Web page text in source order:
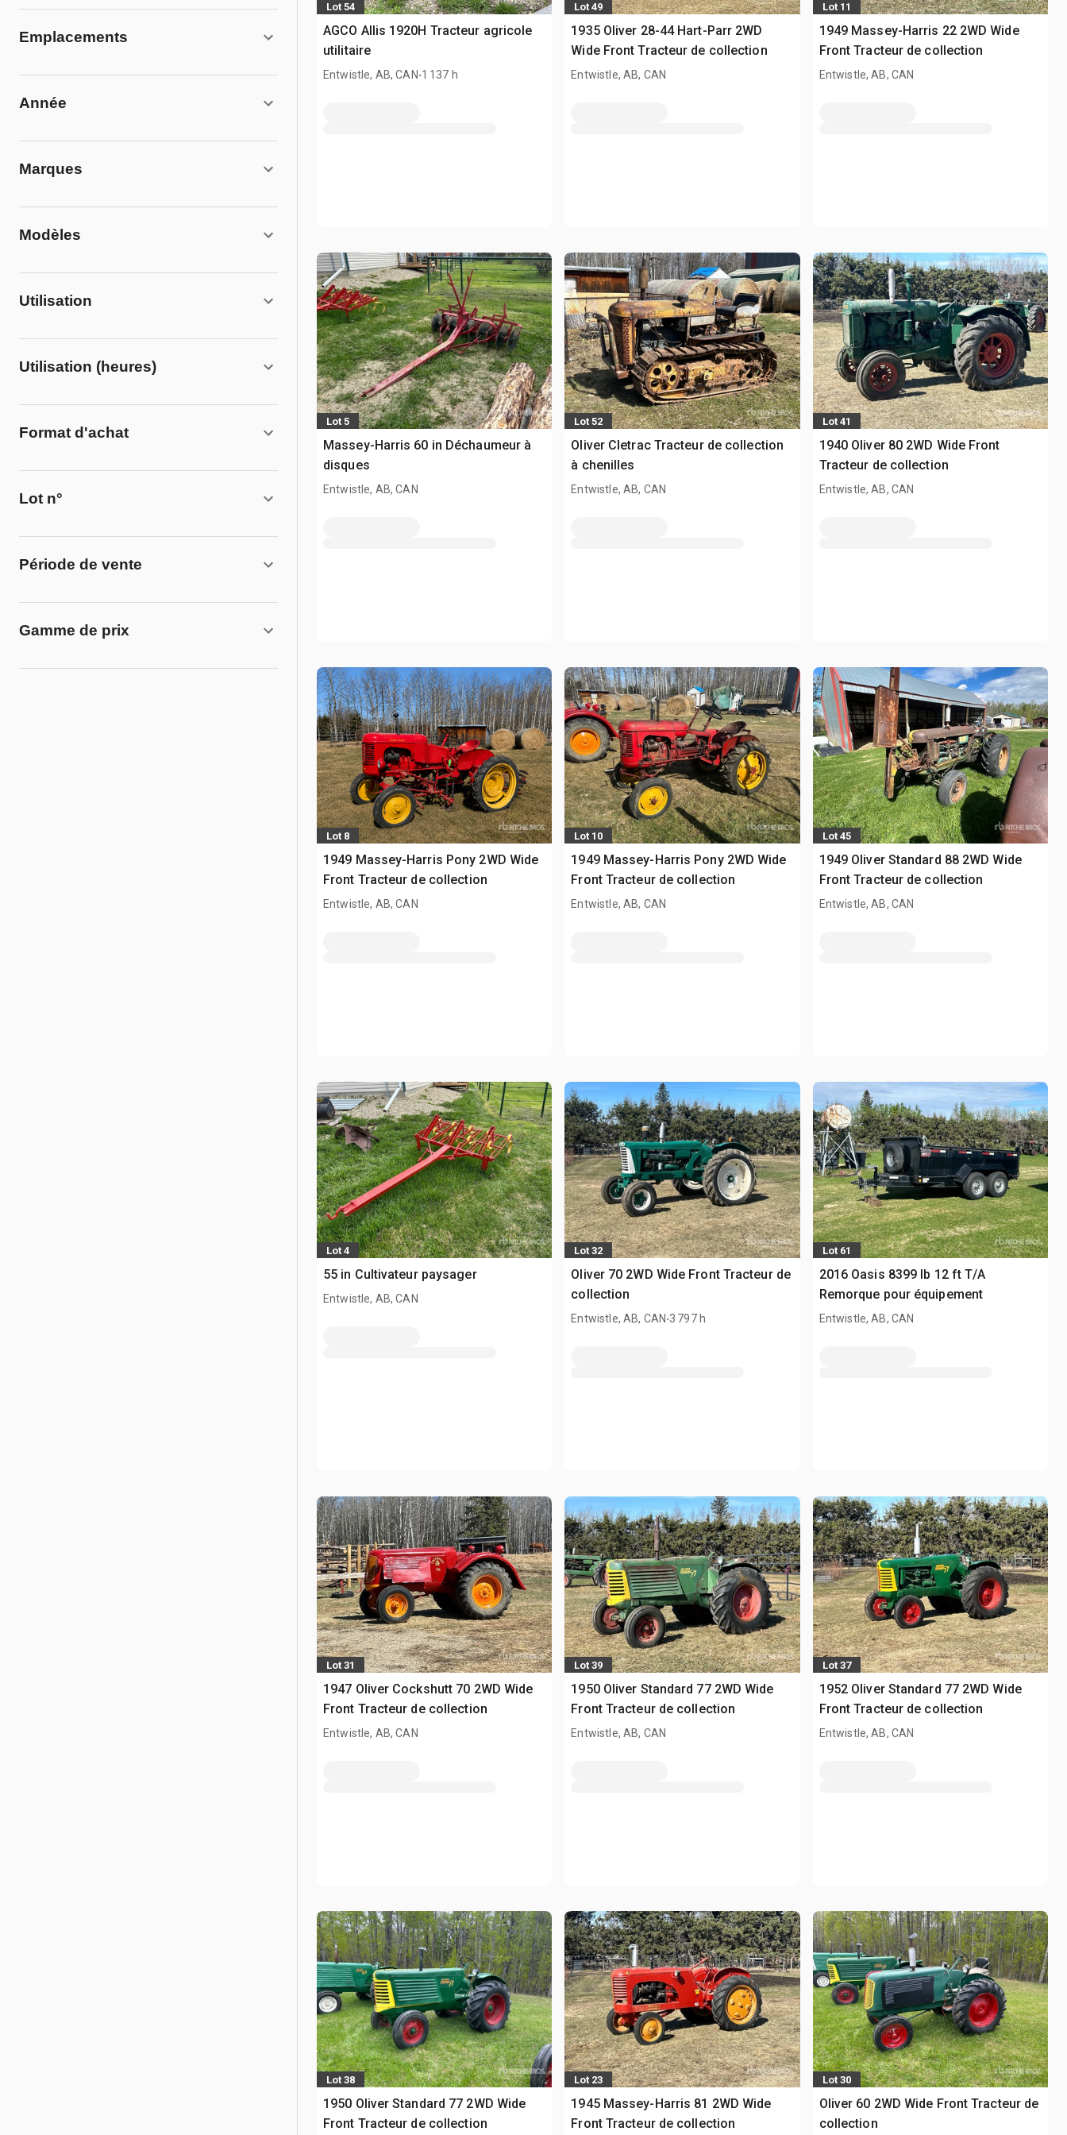
Emplacements
Année
Marques
Modèles
Utilisation
Utilisation (heures)
Format d'achat
Lot n°
Période de vente
Gamme de prix
Lot 54
AGCO Allis 1920H Tracteur agricole
utilitaire
Entwistle, AB, CAN.1 137 h
Lot 49
1935 Oliver 28-44 Hart-Parr 2WD
Wide Front Tracteur de collection
Entwistle, AB, CAN
Lot 11
1949 Massey-Harris 22 2WD Wide
Front Tracteur de collection
Entwistle, AB, CAN
Lot 5
Massey-Harris 60 in Déchaumeur à
disques
Entwistle, AB, CAN
Lot 52
Oliver Cletrac Tracteur de collection
à chenilles
Entwistle, AB, CAN
Lot 41
1940 Oliver 80 2WD Wide Front
Tracteur de collection
Entwistle, AB, CAN
Lot 8
1949 Massey-Harris Pony 2WD Wide
Front Tracteur de collection
Entwistle, AB, CAN
Lot 10
1949 Massey-Harris Pony 2WD Wide
Front Tracteur de collection
Entwistle, AB, CAN
Lot 45
1949 Oliver Standard 88 2WD Wide
Front Tracteur de collection
Entwistle, AB, CAN
Lot 4
55 in Cultivateur paysager
Entwistle, AB, CAN
Lot 32
Oliver 70 2WD Wide Front Tracteur de
collection
Entwistle, AB, CAN.3 797 h
Lot 61
2016 Oasis 8399 lb 12 ft T/A
Remorque pour équipement
Entwistle, AB, CAN
Lot 31
1947 Oliver Cockshutt 70 2WD Wide
Front Tracteur de collection
Entwistle, AB, CAN
Lot 39
1950 Oliver Standard 77 2WD Wide
Front Tracteur de collection
Entwistle, AB, CAN
Lot 37
1952 Oliver Standard 77 2WD Wide
Front Tracteur de collection
Entwistle, AB, CAN
Lot 38
1950 Oliver Standard 77 2WD Wide
Front Tracteur de collection
Lot 23
1945 Massey-Harris 81 2WD Wide
Front Tracteur de collection
Lot 30
Oliver 60 2WD Wide Front Tracteur de
collection